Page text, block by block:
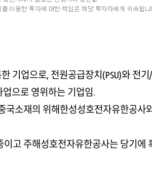
기업으로, 전원공급장치(PSU)와 전
업으로 영위하는 기업임.
국소재의 위해한성성호전자유한공사
고 주해성호전자유한공사는 당기에